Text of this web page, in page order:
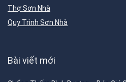
Thợ Sơn Nhà
Quy Trình Sơn Nhà
Bài viết mới